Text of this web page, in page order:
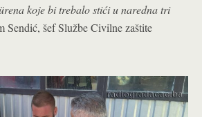
koje bi trebalo stići u naredna tri
Sendić, šef Službe Civilne zaštite